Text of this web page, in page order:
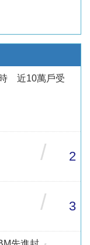
近10萬戶受
/ 2
/ 3